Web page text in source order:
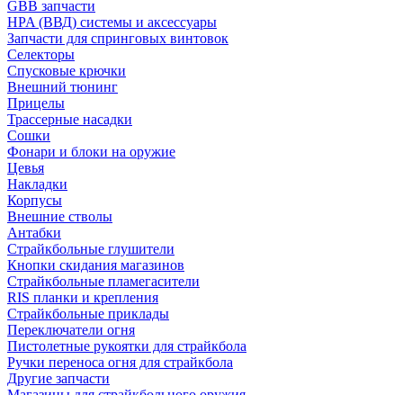
GBB запчасти
HPA (ВВД) системы и аксессуары
Запчасти для спринговых винтовок
Селекторы
Спусковые крючки
Внешний тюнинг
Прицелы
Трассерные насадки
Сошки
Фонари и блоки на оружие
Цевья
Накладки
Корпусы
Внешние стволы
Антабки
Страйкбольные глушители
Кнопки скидания магазинов
Страйкбольные пламегасители
RIS планки и крепления
Страйкбольные приклады
Переключатели огня
Пистолетные рукоятки для страйкбола
Ручки переноса огня для страйкбола
Другие запчасти